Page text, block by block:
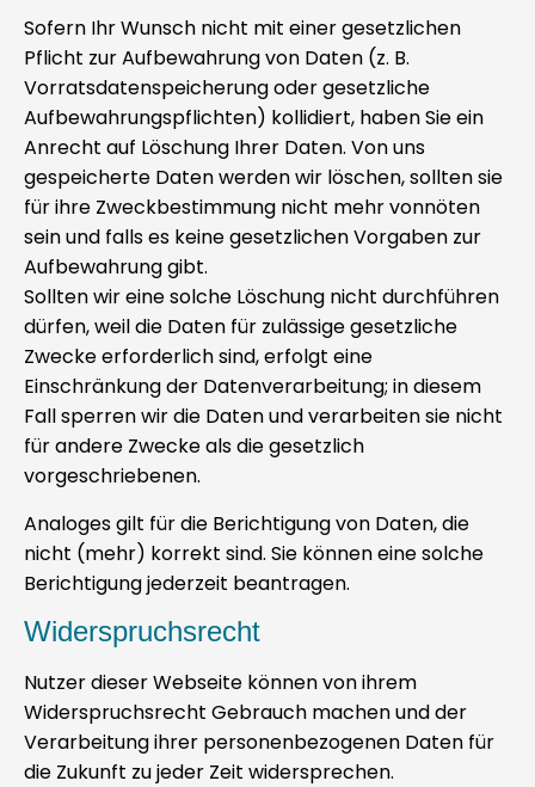
Sofern Ihr Wunsch nicht mit einer gesetzlichen
Pflicht zur Aufbewahrung von Daten (z. B.
Vorratsdatenspeicherung oder gesetzliche
Aufbewahrungspflichten) kollidiert, haben Sie ein
Anrecht auf Löschung Ihrer Daten. Von uns
gespeicherte Daten werden wir löschen, sollten sie
für ihre Zweckbestimmung nicht mehr vonnöten
sein und falls es keine gesetzlichen Vorgaben zur
Aufbewahrung gibt.
Sollten wir eine solche Löschung nicht durchführen
dürfen, weil die Daten für zulässige gesetzliche
Zwecke erforderlich sind, erfolgt eine
Einschränkung der Datenverarbeitung; in diesem
Fall sperren wir die Daten und verarbeiten sie nicht
für andere Zwecke als die gesetzlich
vorgeschriebenen.
Analoges gilt für die Berichtigung von Daten, die
nicht (mehr) korrekt sind. Sie können eine solche
Berichtigung jederzeit beantragen.
Widerspruchsrecht
Nutzer dieser Webseite können von ihrem
Widerspruchsrecht Gebrauch machen und der
Verarbeitung ihrer personenbezogenen Daten für
die Zukunft zu jeder Zeit widersprechen.